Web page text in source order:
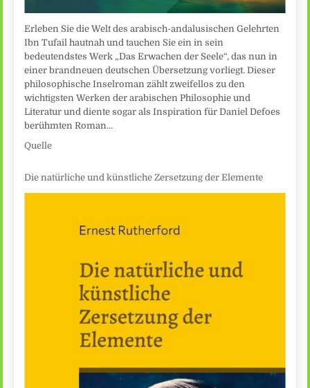
Erleben Sie die Welt des arabisch-andalusischen Gelehrten
Ibn Tufail hautnah und tauchen Sie ein in sein
bedeutendstes Werk „Das Erwachen der Seele“, das nun in
einer brandneuen deutschen Übersetzung vorliegt. Dieser
philosophische Inselroman zählt zweifellos zu den
wichtigsten Werken der arabischen Philosophie und
Literatur und diente sogar als Inspiration für Daniel Defoes
berühmten Roman…
Quelle
Die natürliche und künstliche Zersetzung der Elemente